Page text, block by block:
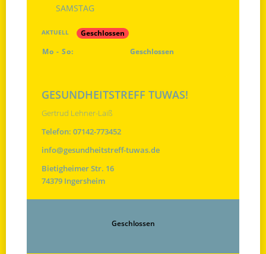
SAMSTAG
AKTUELL
Geschlossen
Mo - So:
Geschlossen
GESUNDHEITSTREFF TUWAS!
Gertrud Lehner-Laiß
Telefon: 07142-773452
info@gesundheitstreff-tuwas.de
Bietigheimer Str. 16
74379 Ingersheim
Geschlossen